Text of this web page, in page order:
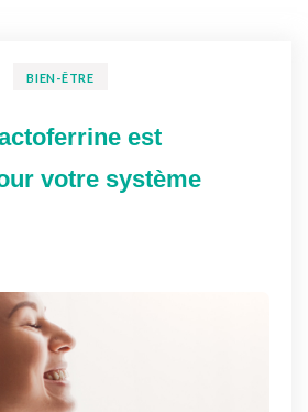
BIEN-ÊTRE
est
votre système